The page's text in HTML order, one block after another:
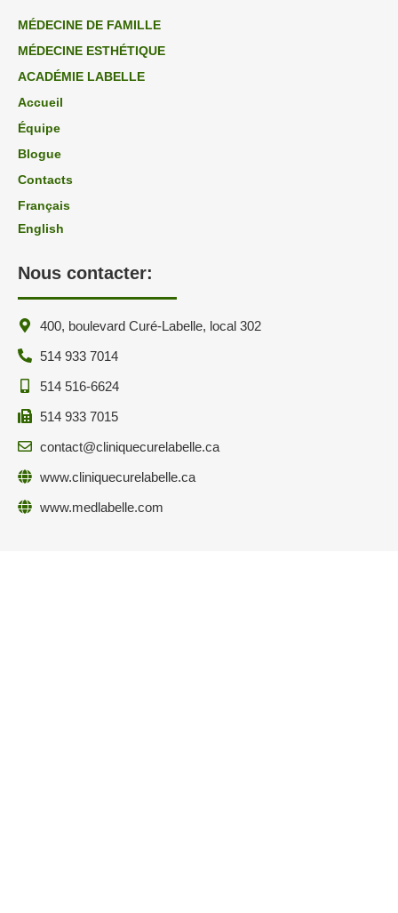
MÉDECINE DE FAMILLE
MÉDECINE ESTHÉTIQUE
ACADÉMIE LABELLE
Accueil
Équipe
Blogue
Contacts
Français
English
Nous contacter:
400, boulevard Curé-Labelle, local 302
514 933 7014
514 516-6624
514 933 7015
contact@cliniquecurelabelle.ca
www.cliniquecurelabelle.ca
www.medlabelle.com